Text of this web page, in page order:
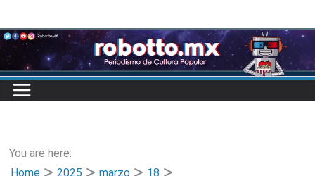
to
content
You are here:
Home
2025 marzo
18